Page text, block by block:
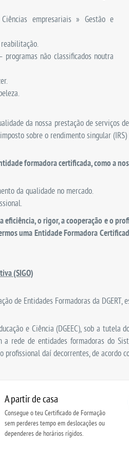
empresariais » Gestão e
programas não classificados noutra
da nossa prestação de
sobre o rendimento singular
formadora certificada, como a
da qualidade no mercado.
eficiência, o rigor, a cooperação e o
uma Entidade Formadora
(SIGO)
de Entidades Formadoras da
e Ciência (DGEEC), sob a
rede de entidades formadoras do
daí decorrentes, de acordo
A partir de casa
Consegue o teu Certificado de Formação
sem perderes tempo em deslocações ou
dependeres de horários rígidos.